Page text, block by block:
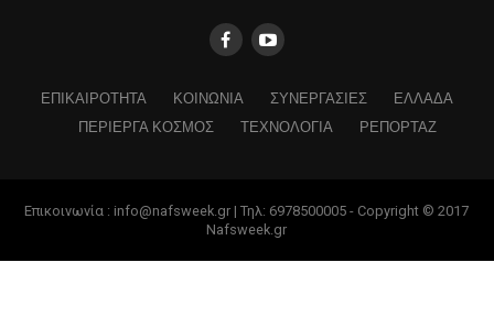
ΕΠΙΚΑΙΡΟΤΗΤΑ ΚΟΙΝΩΝΙΑ ΣΥΝΕΡΓΑΣΙΕΣ
ΕΛΛΑΔΑ
ΠΕΡΙΕΡΓΑ ΚΟΣΜΟΣ
ΤΕΧΝΟΛΟΓΙΑ ΡΕΠΟΡΤΑΖ
Επικοινωνία : info@nafsweek.gr | Τηλ: 6978500005 - Copyright © 2017
Nafsweek.gr